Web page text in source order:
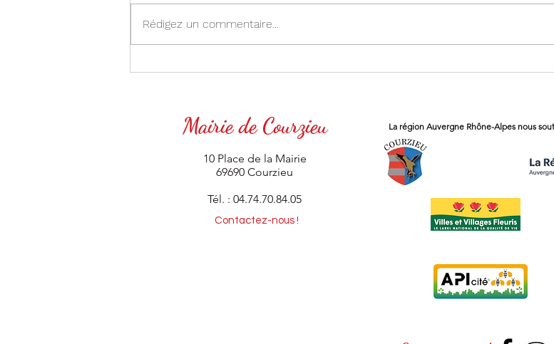
Rédigez un commentaire...
Mairie de Courzieu
10 Place de la Mairie
69690 Courzieu
Tél. : 04.74.70.84.05
Contactez-nous !
La région Auvergne Rhône-Alpes nous